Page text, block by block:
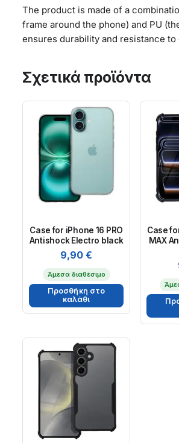
The product is made of a
frame around the phone) and PU
ensures durability and resistance to
Σχετικά προϊόντα
Case for iPhone 16 PRO
Antishock Electro black
9,90€
Άμεσα διαθέσιμο
Προσθήκη στο
καλάθι
Case
MAX